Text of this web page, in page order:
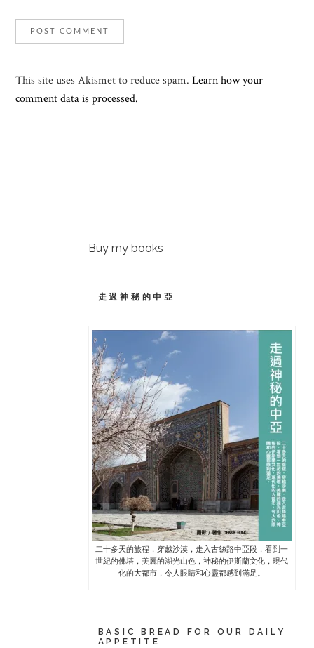
This site uses Akismet to reduce spam.Learn how your
comment data is processed.
Buy my books
走過神秘的中亞
二十多天的旅程，穿越沙漠，走入古絲路中亞段，看到一
世紀的佛塔，美麗的湖光山色，神秘的伊斯蘭文化，現代
化的大都市，令人眼睛和心靈都感到滿足。
BASIC BREAD FOR OUR DAILY
APPETITE